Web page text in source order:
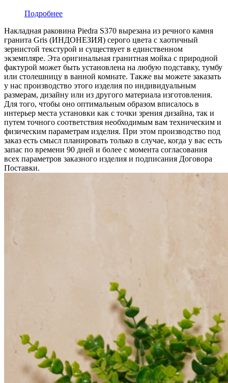
Подробнее
Накладная раковина Piedra S370 вырезана из речного камня
гранита Gris (ИНДОНЕЗИЯ) серого цвета c хаотичный
зернистой текстурой и существует в единственном
экземпляре. Эта оригинальная гранитная мойка с природной
фактурой может быть установлена на любую подставку, тумбу
или столешницу в ванной комнате. Также вы можете заказать
у нас производство этого изделия по индивидуальным
размерам, дизайну или из другого материала изготовления.
Для того, чтобы оно оптимальным образом вписалось в
интерьер места установки как с точки зрения дизайна, так и
путем точного соответствия необходимым вам техническим и
физическим параметрам изделия. При этом производство под
заказ есть смысл планировать только в случае, когда у вас есть
запас по времени 90 дней и более с момента согласования
всех параметров заказного изделия и подписания Договора
Поставки.